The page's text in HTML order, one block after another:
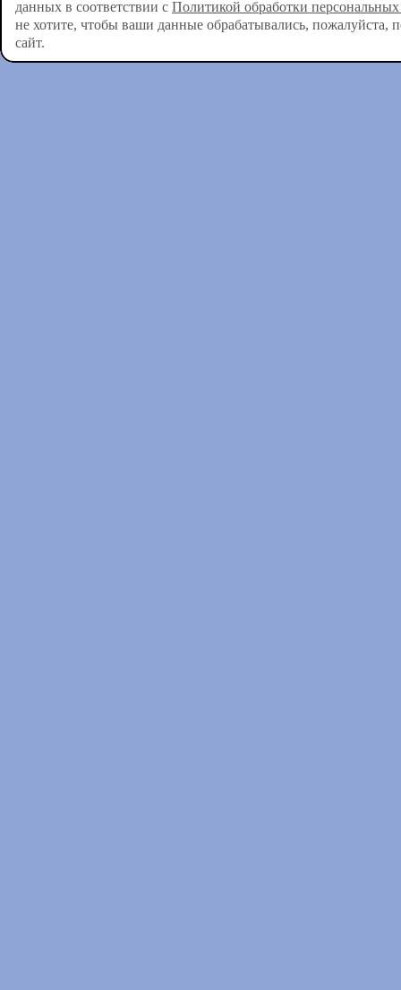
данных в соответствии с Политикой обработки
не хотите, чтобы ваши данные обрабатывались, пожалуйста,
сайт.